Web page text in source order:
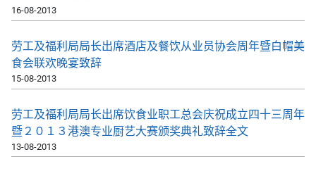
16-08-2013
劳工及福利局局长出席酒店及餐饮从业员协会周年暨白帽美
食会联欢晚宴致辞
15-08-2013
劳工及福利局局长出席饮食业职工总会庆祝成立四十三周年
暨２０１３港澳专业厨艺大赛颁奖典礼致辞全文
13-08-2013